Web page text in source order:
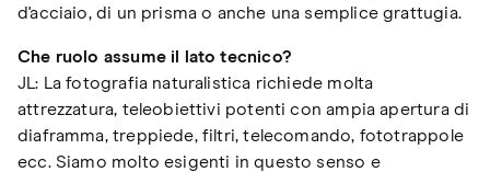
d'acciaio, di un prisma o anche una semplice grattugia.
Che ruolo assume il lato tecnico?
JL: La fotografia naturalistica richiede molta
attrezzatura, teleobiettivi potenti con ampia apertura di
diaframma, treppiede, filtri, telecomando, fototrappole
ecc. Siamo molto esigenti in questo senso e